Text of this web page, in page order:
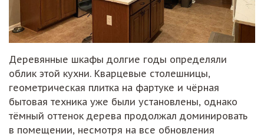
Деревянные шкафы долгие годы определяли
облик этой кухни. Кварцевые столешницы,
геометрическая плитка на фартуке и чёрная
бытовая техника уже были установлены, однако
тёмный оттенок дерева продолжал доминировать
в помещении, несмотря на все обновления